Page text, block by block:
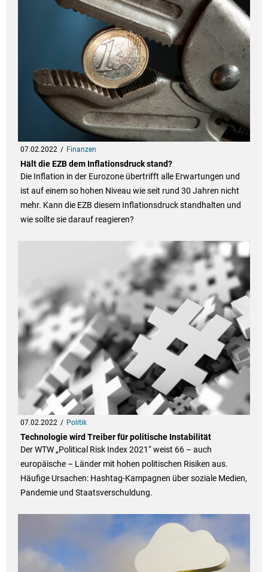
07.02.2022 Finanzen
Hält die EZB dem Inflationsdruck stand?
Die Inflation in der Eurozone übertrifft alle Erwartungen und
ist auf einem so hohen Niveau wie seit rund 30 Jahren nicht
mehr. Kann die EZB diesem Inflationsdruck standhalten und
wie sollte sie darauf reagieren?
07.02.2022 Politik
Technologie wird Treiber für politische Instabilität
Der WTW „Political Risk Index 2021“ weist 66 – auch
europäische – Länder mit hohen politischen Risiken aus.
Häufige Ursachen: Hashtag-Kampagnen über soziale Medien,
Pandemie und Staatsverschuldung.